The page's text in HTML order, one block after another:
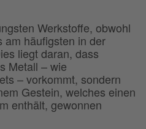
Werkstoffe, obwohl
am häufigsten in der
liegt daran, dass
Metall – wie
– vorkommt, sondern
Gestein, welches einen
enthält, gewonnen